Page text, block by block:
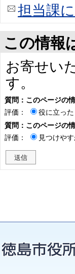
担当課
この情報
お寄せい
す。
質問：このページの
評価：
役に立った
質問：このページの
評価：
見つけや